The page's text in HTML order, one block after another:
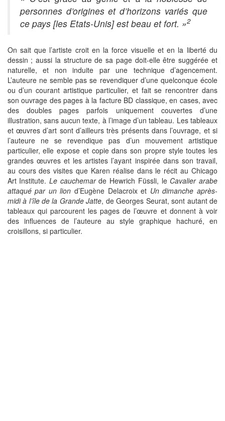
personnes d’origines et d’horizons variés que
ce pays [les Etats-Unis] est beau et fort. »2
On sait que l’artiste croit en la force visuelle et en la liberté du
dessin ; aussi la structure de sa page doit-elle être suggérée et
naturelle, et non induite par une technique d’agencement.
L’auteure ne semble pas se revendiquer d’une quelconque école
ou d’un courant artistique particulier, et fait se rencontrer dans
son ouvrage des pages à la facture BD classique, en cases, avec
des doubles pages parfois uniquement couvertes d’une
illustration, sans aucun texte, à l’image d’un tableau. Les tableaux
et œuvres d’art sont d’ailleurs très présents dans l’ouvrage, et si
l’auteure ne se revendique pas d’un mouvement artistique
particulier, elle expose et copie dans son propre style toutes les
grandes œuvres et les artistes l’ayant inspirée dans son travail,
au cours des visites que Karen réalise dans le récit au Chicago
Art Institute.Le cauchemarde Hewrich Füssli, le Cavalier arabe
attaqué par un lion d’Eugène Delacroix et Un dimanche après-
midi à l’île de la Grande Jatte, de Georges Seurat, sont autant de
tableaux qui parcourent les pages de l’œuvre et donnent à voir
des influences de l’auteure au style graphique hachuré, en
croisillons, si particulier.